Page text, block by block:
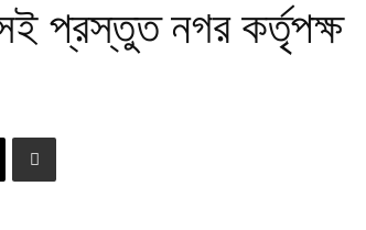
প্রস্তুত নগর কর্তৃপক্ষ